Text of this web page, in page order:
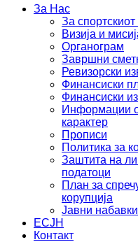
За Нас
За
Визија и
Органограм
Завршни
Ревизорски
Финансиски
Финансиски
Информации
карактер
Прописи
Политика за
Заштита на
податоци
План за
корупција
Јавни набавки
ЕСЈН
Контакт